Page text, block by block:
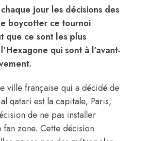
jour les décisions des
boycotter ce tournoi
que ce sont les plus
qui sont à l’avant-
ville française qui a décidé de
qatari est la capitale, Paris,
de ne pas installer
fan zone. Cette décision